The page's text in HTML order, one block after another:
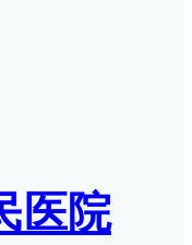
医院